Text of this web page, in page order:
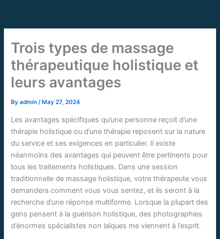
content
Trois types de massage
thérapeutique holistique et
leurs avantages
Byadmin/ May 27, 2024
Les avantages spécifiques qu’une personne reçoit d’une
thérapie holistique ou d’une thérapie reposent sur la nature
du service et ses exigences en particulier. Il existe
néanmoins des avantages qui peuvent être pertinents pour
tous les traitements holistiques. Dans une session
traditionnelle de massage holistique, votre thérapeute vous
demandera comment vous vous sentez, et ils seront à la
recherche d’une réponse multiforme. Lorsque la plupart des
gens pensent à la guérison holistique, des photographies
d’énormes spécialistes non laïques me viennent à l’esprit.